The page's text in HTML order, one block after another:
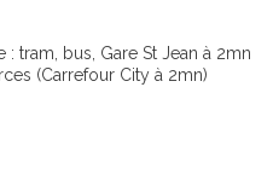
tram, bus, Gare St Jean à 2mn
(Carrefour City à 2mn)